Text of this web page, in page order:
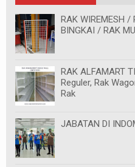
RAK WIREMESH /
BINGKAI / RAK
RAK ALFAMART
Reguler, Rak
Rak
JABATAN DI